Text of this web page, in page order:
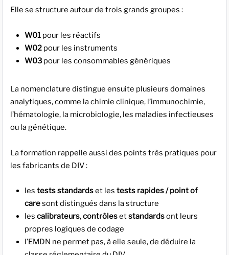
Elle se structure autour de trois grands groupes :
W01 pour les réactifs
W02 pour les instruments
W03 pour les consommables génériques
La nomenclature distingue ensuite plusieurs domaines
analytiques, comme la chimie clinique, l’immunochimie,
l’hématologie, la microbiologie, les maladies infectieuses
ou la génétique.
La formation rappelle aussi des points très pratiques pour
les fabricants de DIV :
lestests standardset lestests rapides / point of
caresont distingués dans la structure
lescalibrateurs,contrôlesetstandardsont leurs
propres logiques de codage
l’EMDN ne permet pas, à elle seule, de déduire la